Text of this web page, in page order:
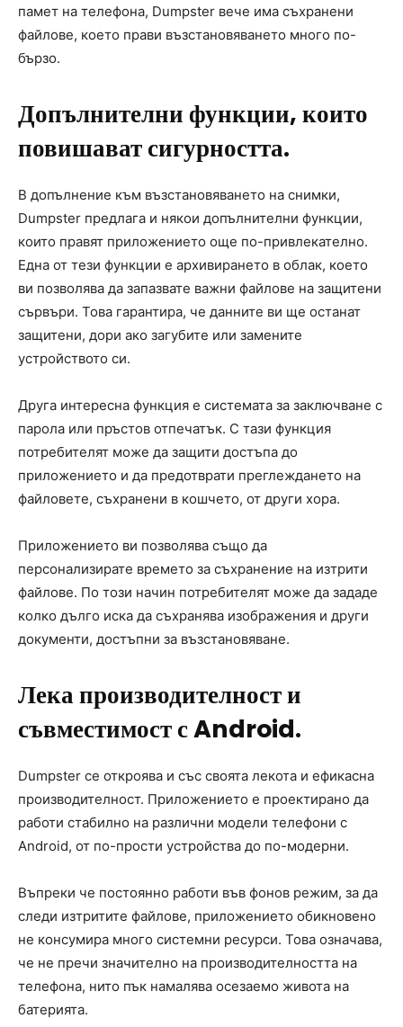
памет на телефона, Dumpster вече има съхранени
файлове, което прави възстановяването много по-
бързо.
Допълнителни функции, които
повишават сигурността.
В допълнение към възстановяването на снимки,
Dumpster предлага и някои допълнителни функции,
които правят приложението още по-привлекателно.
Една от тези функции е архивирането в облак, което
ви позволява да запазвате важни файлове на защитени
сървъри. Това гарантира, че данните ви ще останат
защитени, дори ако загубите или замените
устройството си.
Друга интересна функция е системата за заключване с
парола или пръстов отпечатък. С тази функция
потребителят може да защити достъпа до
приложението и да предотврати преглеждането на
файловете, съхранени в кошчето, от други хора.
Приложението ви позволява също да
персонализирате времето за съхранение на изтрити
файлове. По този начин потребителят може да зададе
колко дълго иска да съхранява изображения и други
документи, достъпни за възстановяване.
Лека производителност и
съвместимост с Android.
Dumpster се откроява и със своята лекота и ефикасна
производителност. Приложението е проектирано да
работи стабилно на различни модели телефони с
Android, от по-прости устройства до по-модерни.
Въпреки че постоянно работи във фонов режим, за да
следи изтритите файлове, приложението обикновено
не консумира много системни ресурси. Това означава,
че не пречи значително на производителността на
телефона, нито пък намалява осезаемо живота на
батерията.